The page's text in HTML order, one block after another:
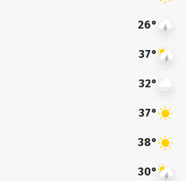
26°
37°
32°
37°
38°
30°